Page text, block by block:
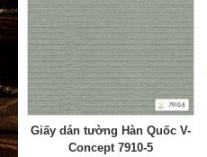
Giấy dán tường Hàn Quốc V-
Concept 7910-5